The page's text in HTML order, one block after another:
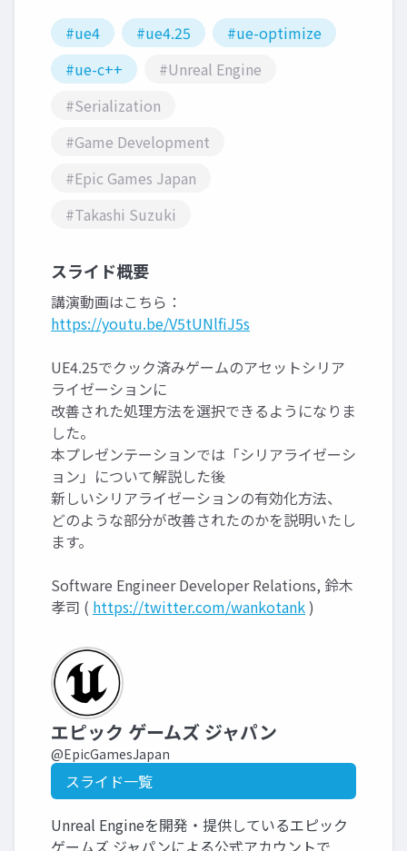
#ue4 #ue4.25
#ue-optimize
#ue-c++
#Unreal Engine
#Serialization
#Game Development
#Epic Games Japan
#Takashi Suzuki
スライド概要
講演動画はこちら：
https://youtu.be/V5tUNlfiJ5s
UE4.25でクック済みゲームのアセットシリア
ライゼーションに
改善された処理方法を選択できるようになりま
した。
本プレゼンテーションでは「シリアライゼーシ
ョン」について解説した後
新しいシリアライゼーションの有効化方法、
どのような部分が改善されたのかを説明いたし
ます。
Software Engineer Developer Relations, 鈴木
孝司 ( https://twitter.com/wankotank)
エピック ゲームズ ジャパン
@EpicGamesJapan
スライド一覧
Unreal Engineを開発・提供しているエピック
ゲームズ ジャパンによる公式アカウントで